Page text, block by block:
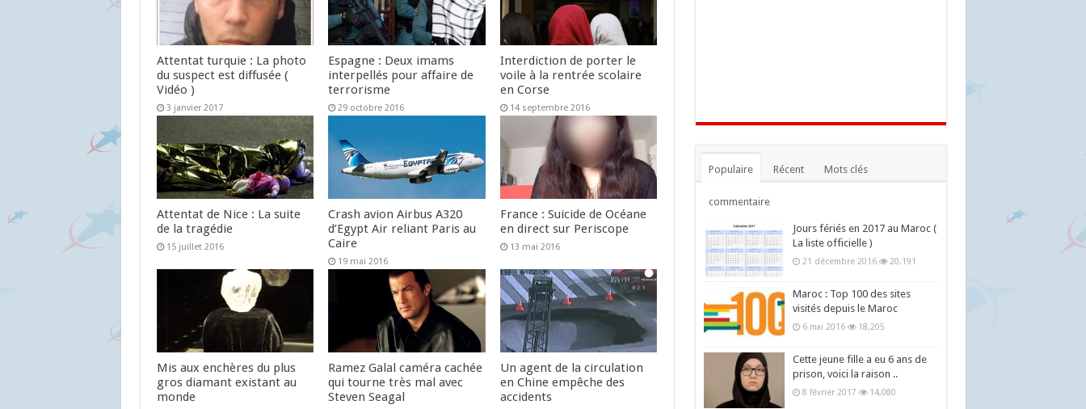
Attentat turquie : La photo
du suspect est diffusée (
Vidéo )
3 janvier 2017
Espagne : Deux imams
interpellés pour affaire de
terrorisme
29 octobre 2016
Interdiction de porter le
voile à la rentrée scolaire
en Corse
14 septembre 2016
Attentat de Nice : La suite
de la tragédie
15 juillet 2016
Crash avion Airbus A320
d’Egypt Air reliant Paris au
Caire
19 mai 2016
France : Suicide de Océane
en direct sur Periscope
13 mai 2016
Mis aux enchères du plus
gros diamant existant au
monde
Ramez Galal caméra cachée
qui tourne très mal avec
Steven Seagal
Un agent de la circulation
en Chine empêche des
accidents
Populaire Récent Mots clés
commentaire
Jours fériés en 2017 au Maroc (
La liste officielle )
21 décembre 2016 20,191
Maroc : Top 100 des sites
visités depuis le Maroc
6 mai 2016 18,205
Cette jeune fille a eu 6 ans de
prison, voici la raison ..
8 février 2017 14,080